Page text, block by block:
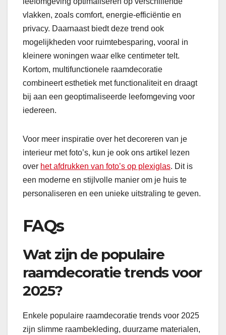
vlakken, zoals comfort, energie-efficiëntie en
privacy. Daarnaast biedt deze trend ook
mogelijkheden voor ruimtebesparing, vooral in
kleinere woningen waar elke centimeter telt.
Kortom, multifunctionele raamdecoratie
combineert esthetiek met functionaliteit en draagt
bij aan een geoptimaliseerde leefomgeving voor
iedereen.
Voor meer inspiratie over het decoreren van je
interieur met foto’s, kun je ook ons artikel lezen
over het afdrukken van foto’s op plexiglas. Dit is
een moderne en stijlvolle manier om je huis te
personaliseren en een unieke uitstraling te geven.
FAQs
Wat zijn de populaire
raamdecoratie trends voor
2025?
Enkele populaire raamdecoratie trends voor 2025
zijn slimme raambekleding, duurzame materialen,